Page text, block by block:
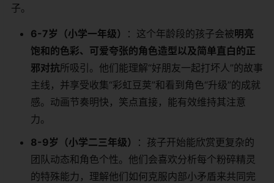
子。
6-7岁（小学一年级） ：这个年龄段的孩子会被明亮
饱和的色彩、可爱夸张的角色造型以及简单直白的正
邪对抗所吸引。他们能理解“好朋友一起打坏人”的故事
主线，并享受收集“彩虹豆荚”和看到角色“升级”的成就
感。动画节奏明快，笑点直接，能有效维持其注意
力。
8-9岁（小学二三年级）
：孩子开始能欣赏更复杂的
团队动态和角色个性。他们会喜欢分析每个粉碎精灵
的特殊能力，理解他们如何克服内部小矛盾来共同完